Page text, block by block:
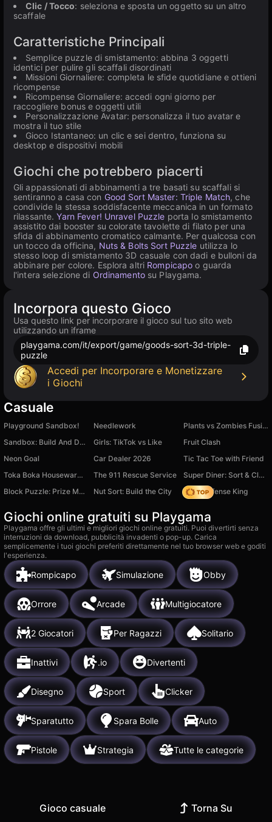
Clic / Tocco: seleziona e sposta un oggetto su un altro
scaffale
Caratteristiche Principali
Semplice puzzle di smistamento: abbina 3 oggetti
identici per pulire gli scaffali disordinati
Missioni Giornaliere: completa le sfide quotidiane e ottieni
ricompense
Ricompense Giornaliere: accedi ogni giorno per
raccogliere bonus e oggetti utili
Personalizzazione Avatar: personalizza il tuo avatar e
mostra il tuo stile
Gioco Istantaneo: un clic e sei dentro, funziona su
desktop e dispositivi mobili
Giochi che potrebbero piacerti
Gli appassionati di abbinamenti a tre basati su scaffali si
sentiranno a casa con Good Sort Master: Triple Match, che
condivide la stessa soddisfacente meccanica in un formato
rilassante.Yarn Fever! Unravel Puzzle porta lo smistamento
assistito dai booster su colorate tavolette di filato per una
sfida di abbinamento cromatico calmante. Per qualcosa con
un tocco da officina, Nuts & Bolts Sort Puzzle utilizza lo
stesso loop di smistamento 3D casuale con dadi e bulloni da
abbinare per colore. Esplora altri Rompicapo o guarda
l'intera selezione di Ordinamentosu Playgama.
Incorpora questo Gioco
Usa questo link per incorporare il gioco sul tuo sito web
utilizzando un iframe
playgama.com/it/export/game/goods-sort-3d-triple-
puzzle
Accedi per Incorporare e Monetizzare
i Giochi
Casuale
Playground Sandbox! Needlework
Plants vs Zombies Fusion Mode
Sandbox: Build And Destroy 3D
Girls: TikTok vs Like
Fruit Clash
Neon Goal
Car Dealer 2026
Tic Tac Toe with Friend
Toka Boka Housewarming
The 911 Rescue Service
Super Diner: Sort & Clear
Block Puzzle: Prize Mania
Nut Sort: Build the City Hero Defense King
Giochi online gratuiti su Playgama
Playgama offre gli ultimi e migliori giochi online gratuiti. Puoi divertirti senza
interruzioni da download, pubblicità invadenti o pop-up. Carica
semplicemente i tuoi giochi preferiti direttamente nel tuo browser web e goditi
l'esperienza.
Rompicapo Simulazione Obby
Orrore Arcade Multigiocatore
2 Giocatori Per Ragazzi Solitario
Inattivi .io Divertenti
Disegno Sport Clicker
Sparatutto Spara Bolle Auto
Pistole Strategia Tutte le categorie
Gioco casuale Torna Su